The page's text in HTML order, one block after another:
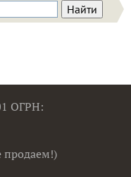
ОГРН:
продаем!)